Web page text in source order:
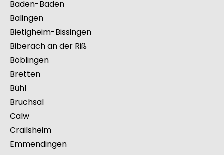
Bad Mergentheim
Bad Rappenau
Bad Waldsee
Baden-Baden
Balingen
Bietigheim-Bissingen
Biberach an der Riß
Böblingen
Bretten
Bühl
Bruchsal